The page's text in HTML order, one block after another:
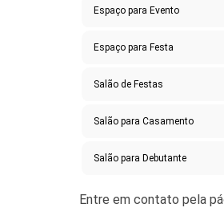
Espaço para Evento
Espaço para Festa
Salão de Festas
Salão para Casamento
Salão para Debutante